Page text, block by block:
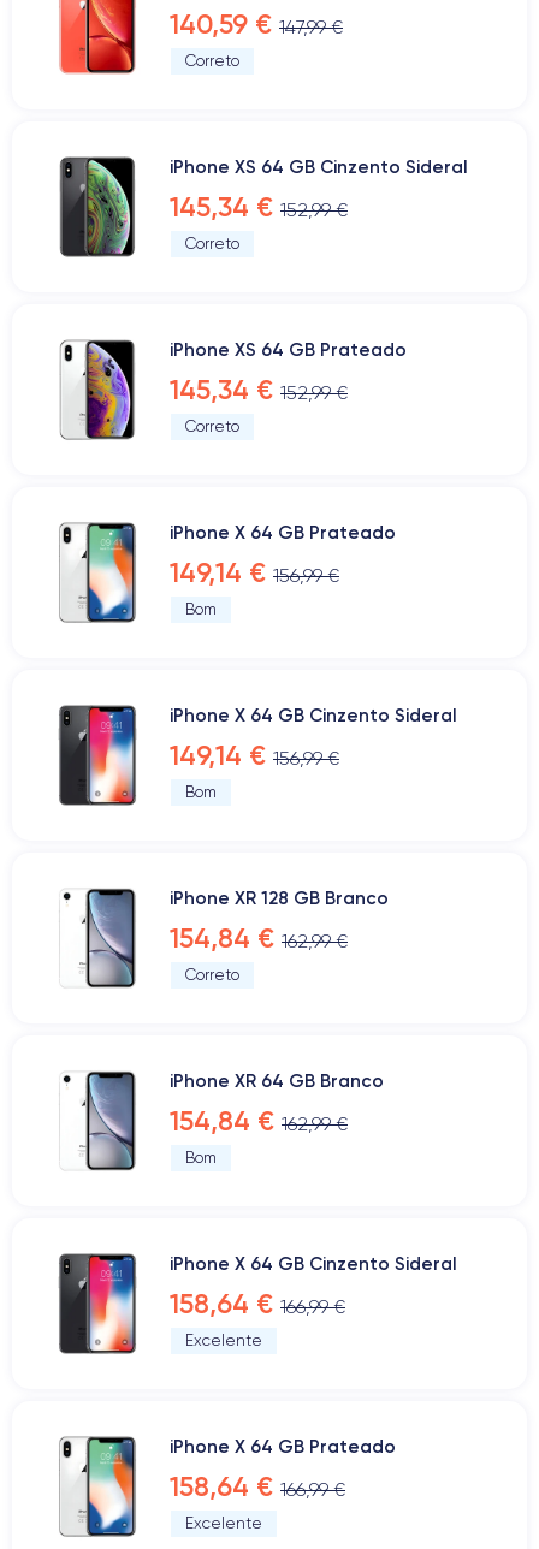
140,59 € 147,99 €
Correto
iPhone XS 64 GB Cinzento Sideral
145,34 € 152,99 €
Correto
iPhone XS 64 GB Prateado
145,34 € 152,99 €
Correto
iPhone X 64 GB Prateado
149,14 € 156,99 €
Bom
iPhone X 64 GB Cinzento Sideral
149,14 € 156,99 €
Bom
iPhone XR 128 GB Branco
154,84 € 162,99 €
Correto
iPhone XR 64 GB Branco
154,84 € 162,99 €
Bom
iPhone X 64 GB Cinzento Sideral
158,64 € 166,99 €
Excelente
iPhone X 64 GB Prateado
158,64 € 166,99 €
Excelente